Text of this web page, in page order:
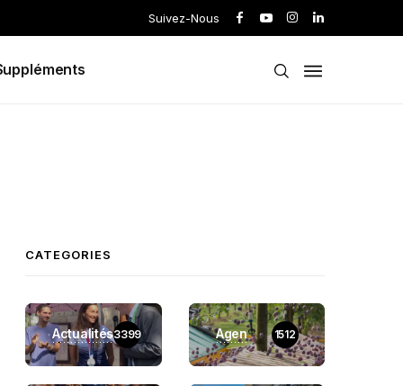
Suivez-Nous
CATEGORIES
Actualités3399 Agen 1512